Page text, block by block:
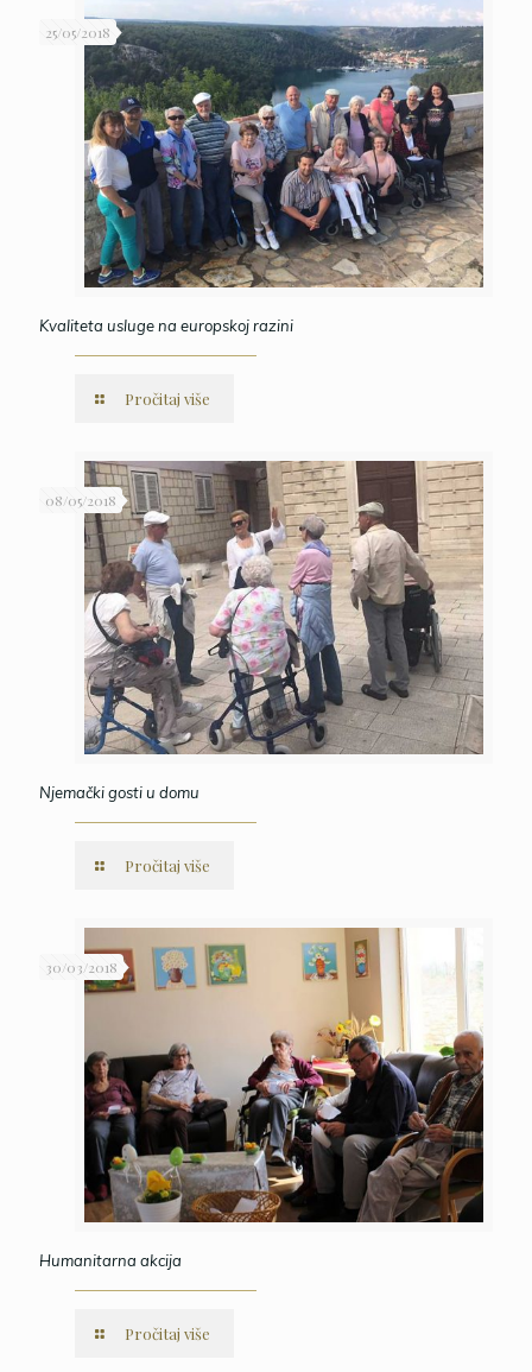
25/05/2018
Kvaliteta usluge na europskoj razini
Pročitaj više
08/05/2018
Njemački gosti u domu
Pročitaj više
30/03/2018
Humanitarna akcija
Pročitaj više